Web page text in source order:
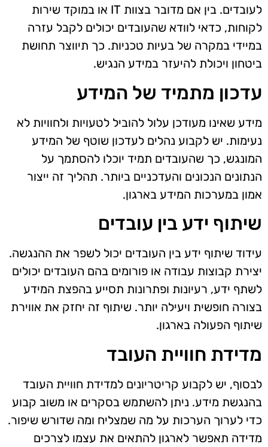
לעובדים. בין אם מדובר בצוות IT או במוקד שירות
לקוחות, כדאי לוודא שהעובדים יכולים לקבל עזרה
במיידי במקרה של בעיות טכניות. כך תיווצר תחושת
ביטחון ויכולת להיעזר במידע הנגיש.
עדכון מתמיד של המידע
מידע שאינו מעודכן עלול להוביל לטעויות ולחוויות לא
נעימות. יש לקבוע נהלים לעדכון שוטף של המידע
המונגש, כך שהעובדים תמיד יוכלו להסתמך על
הנתונים הנכונים והעדכניים ביותר. תהליך זה ייצור
אמון במערכות המידע בארגון.
שיתוף ידע בין עובדים
עידוד שיתוף ידע בין העובדים יכול לשפר את ההנגשה.
יצירת קבוצות עבודה או פורומים בהם העובדים יכולים
לשתף ידע, רעיונות ופתרונות תסייע בהפצת המידע
בצורה חופשית ויעילה יותר. שיתוף זה יחזק את אווירת
שיתוף הפעולה בארגון.
מדידת חוויית העובד
לבסוף, יש לקבוע קריטריונים למדידת חוויית העובד
בהנגשת מידע. ניתן להשתמש בסקרים או משוב קבוע
כדי לערוך הערכות על מה שמצליח ומה שדורש שיפור.
מדידה תאפשר לארגון להתאים את עצמו לצרכים